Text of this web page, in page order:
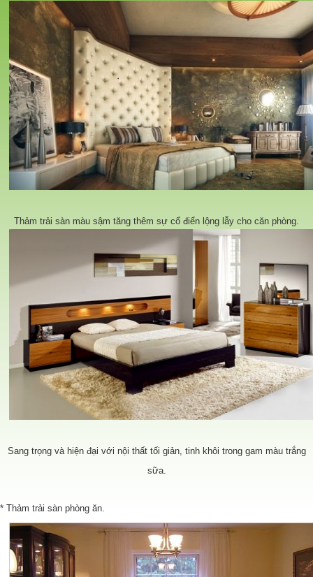
Thảm trải sàn màu sậm tăng thêm sự cổ điển lộng lẫy cho căn phòng.
Sang trọng và hiện đại với nội thất tối giản, tinh khôi trong gam màu trắng
sữa.
* Thảm trải sàn phòng ăn.